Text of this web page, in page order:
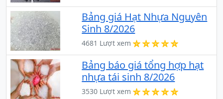
Bảng giá Hạt Nhựa Nguyên
Sinh 8/2026
4681 Lượt xem
Bảng báo giá tổng hợp hạt
nhựa tái sinh 8/2026
3530 Lượt xem